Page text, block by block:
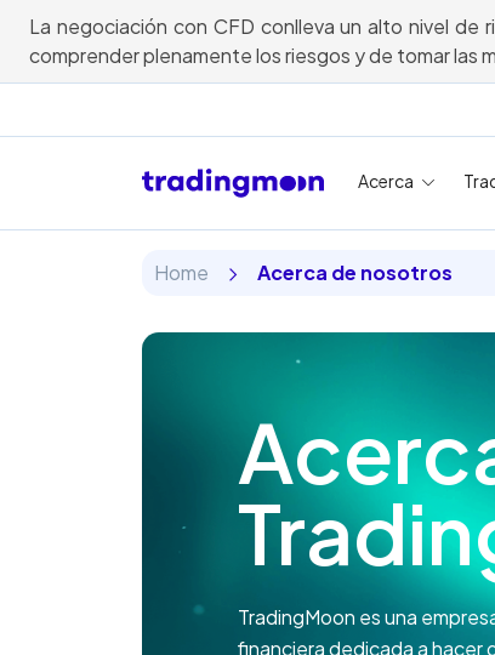
La negociación con CFD conlleva un alto nivel de
comprender plenamente los riesgos y de tomar las
Acerca
Home Acerca de nosotros
TradingMoon es una
financiera dedicada a hacer